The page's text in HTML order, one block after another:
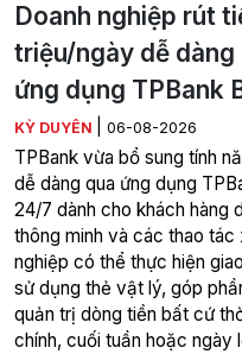
Doanh nghiệp rút
triệu/ngày dễ dàng
ứng dụng TPBank
KỲ DUYÊN 06-08-2026
TPBank vừa bổ sung tính
dễ dàng qua ứng dụng
24/7 dành cho khách hàng
thông minh và các thao
nghiệp có thể thực hiện
sử dụng thẻ vật lý, góp
quản trị dòng tiền bất cứ
chính, cuối tuần hoặc ngày